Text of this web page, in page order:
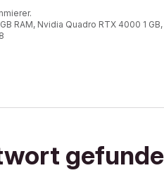
RAM, Nvidia Quadro RTX 4000 1 GB,